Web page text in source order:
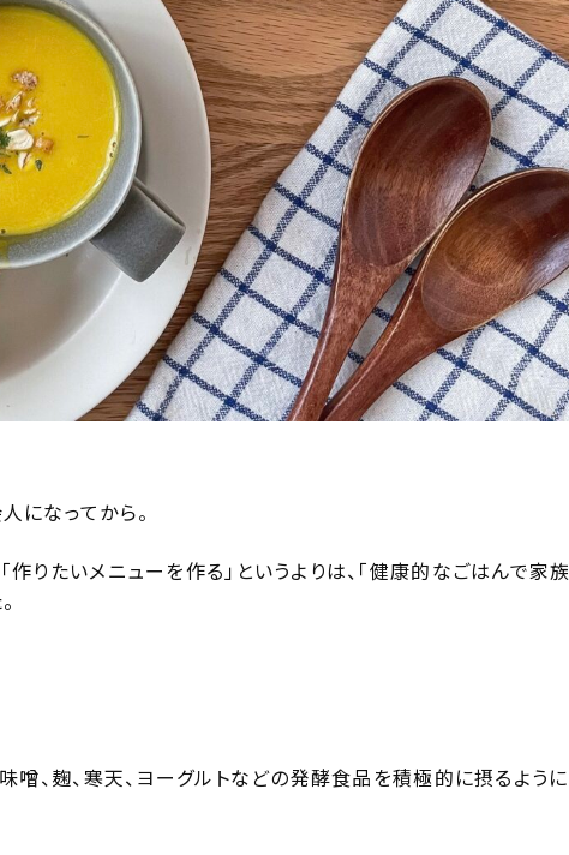
になってから。
りたいメニューを作る」というよりは、「健康的なごはんで家族
噌、麹、寒天、ヨーグルトなどの発酵食品を積極的に摂るように